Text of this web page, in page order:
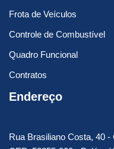
Frota de Veículos
Controle de Combustível
Quadro Funcional
Contratos
Endereço
Rua Brasiliano Costa, 40 -